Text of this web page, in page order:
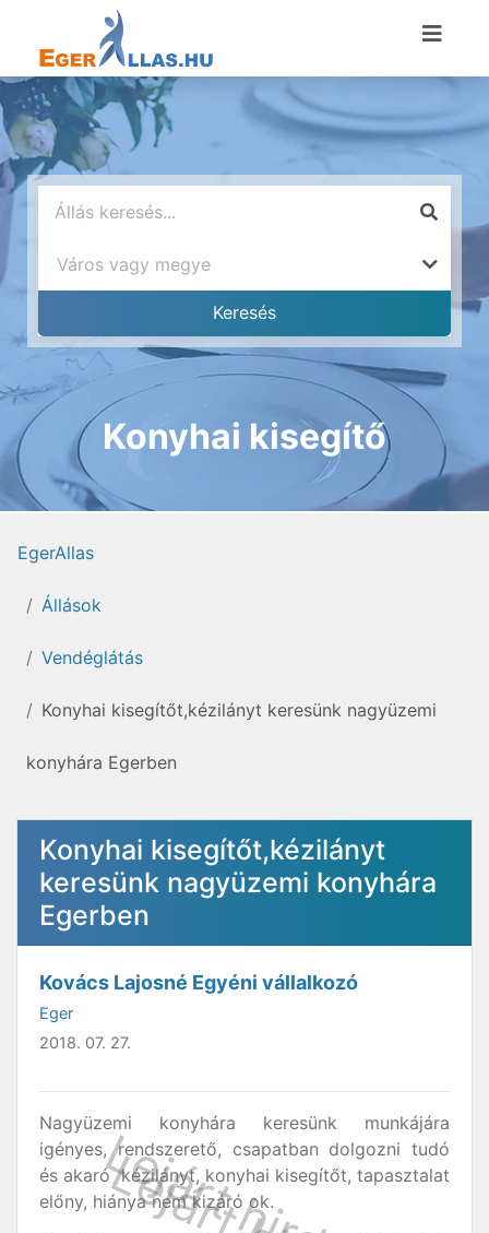
Konyhai kisegítő
EgerAllas
Állások
Vendéglátás
Konyhai kisegítőt,kézilányt keresünk nagyüzemi
konyhára Egerben
Konyhai kisegítőt,kézilányt
keresünk nagyüzemi konyhára
Egerben
Kovács Lajosné Egyéni vállalkozó
Eger
2018. 07. 27.
Nagyüzemi konyhára keresünk munkájára
igényes, rendszerető, csapatban dolgozni tudó
és akaró kézilányt, konyhai kisegítőt, tapasztalat
előny, hiánya nem kizáró ok.